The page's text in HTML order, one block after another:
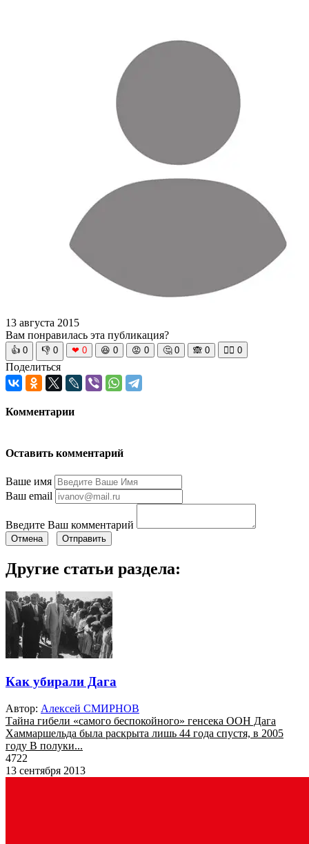
13 августа 2015
Вам понравилась эта публикация?
👍 0 👎 0 ❤ 0 😆 0 😡 0 🤔 0 🙈 0 🧘‍♀️ 0
Поделиться
Комментарии
Оставить комментарий
Ваше имя
Ваш email
Введите Ваш комментарий
Отмена Отправить
Другие статьи раздела:
Как убирали Дага
Автор: Алексей СМИРНОВ
Тайна гибели «самого беспокойного» генсека ООН Дага
Хаммаршельда была раскрыта лишь 44 года спустя, в 2005
году В полуки...
4722
13 сентября 2013